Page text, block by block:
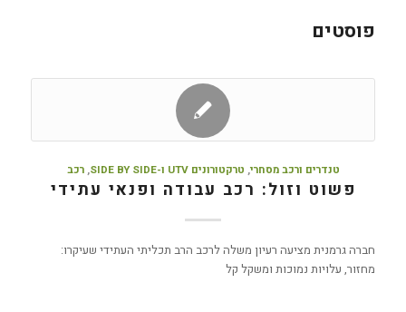
פוסטים
טנדרים ורכב מסחרי, טרקטורונים UTV ו-SIDE BY SIDE ,רכב
פשוט וזול: רכב עבודה ופנאי עתידי
חברה גרמנית מציעה רעיון משלה לרכב הרב תכליתי העתידי שעיקרו:
מחזור, עלויות נמוכות ומשקל קל